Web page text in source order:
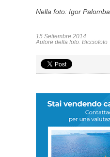
Nella foto: Igor Palomba
15 Settembre 2014
Autore della foto: Bicciofoto